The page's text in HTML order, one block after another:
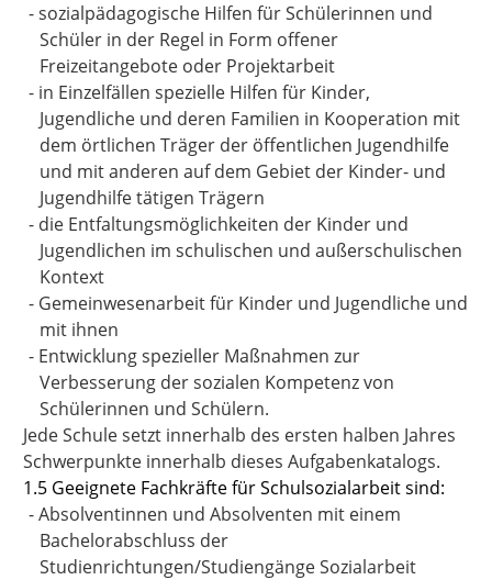
-sozialpädagogische Hilfen für Schülerinnen und
Schüler in der Regel in Form offener
Freizeitangebote oder Projektarbeit
- in Einzelfällen spezielle Hilfen für Kinder,
Jugendliche und deren Familien in Kooperation mit
dem örtlichen Träger der öffentlichen Jugendhilfe
und mit anderen auf dem Gebiet der Kinder- und
Jugendhilfe tätigen Trägern
- die Entfaltungsmöglichkeiten der Kinder und
Jugendlichen im schulischen und außerschulischen
Kontext
- Gemeinwesenarbeit für Kinder und Jugendliche und
mit ihnen
- Entwicklung spezieller Maßnahmen zur
Verbesserung der sozialen Kompetenz von
Schülerinnen und Schülern.
Jede Schule setzt innerhalb des ersten halben Jahres
Schwerpunkte innerhalb dieses Aufgabenkatalogs.
1.5 Geeignete Fachkräfte für Schulsozialarbeit sind:
-Absolventinnen und Absolventen mit einem
Bachelorabschluss der
Studienrichtungen/Studiengänge Sozialarbeit